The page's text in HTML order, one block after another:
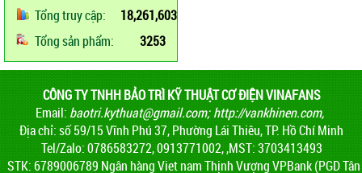
Tổng truy cập:
18,261,603
Tổng sản phẩm:
3253
CÔNG TY TNHH BẢO TRÌ KỸ THUẬT CƠ ĐIỆN VINAFANS
Email: baotri.kythuat@gmail.com;http://vankhinen.com,
Địa chỉ: số 59/15 Vĩnh Phú 37, Phường Lái Thiêu, TP. Hồ Chí Minh
Tel/Zalo: 0786583272, 0913771002, ,MST: 3703413493
STK: 6789006789 Ngân hàng Viet nam Thịnh Vượng VPBank (PGD Tân